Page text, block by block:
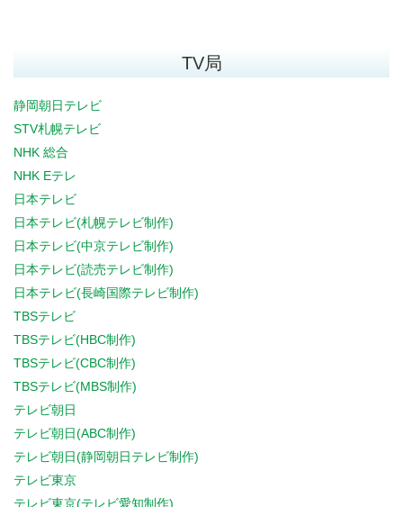
TV局
静岡朝日テレビ
STV札幌テレビ
NHK 総合
NHK Eテレ
日本テレビ
日本テレビ(札幌テレビ制作)
日本テレビ(中京テレビ制作)
日本テレビ(読売テレビ制作)
日本テレビ(長崎国際テレビ制作)
TBSテレビ
TBSテレビ(HBC制作)
TBSテレビ(CBC制作)
TBSテレビ(MBS制作)
テレビ朝日
テレビ朝日(ABC制作)
テレビ朝日(静岡朝日テレビ制作)
テレビ東京
テレビ東京(テレビ愛知制作)